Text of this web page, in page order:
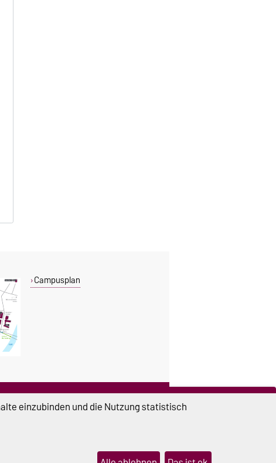
Campusplan
DIESE SEITE
einzubinden und die Nutzung statistisch